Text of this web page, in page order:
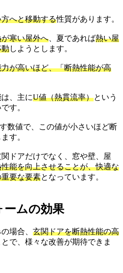
へと移動する性質があります。
寒い屋外へ 、夏であれば熱い屋
動しようとします。
が高いほど、「断熱性能が高
、主にU値（熱貫流率）という
す。
数値で、この値が小さいほど断
す。
ドアだけでなく、窓や壁、屋
能を向上させることが、快適な
要な要素となっています。
ームの効果
場合、 玄関ドアを断熱性能の高
で、様々な改善が期待できま